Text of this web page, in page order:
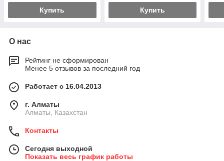
Купить Купить
О нас
Рейтинг не сформирован
Менее 5 отзывов за последний год
Работает с 16.04.2013
г. Алматы
Алматы, Казахстан
Контакты
Сегодня выходной
Показать весь график работы